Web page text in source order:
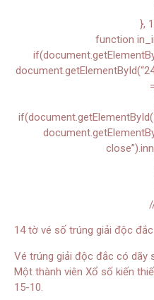
},
function
14 tờ vé số trúng giải độc đắc
Vé trúng giải độc đắc có dãy
Một thành viên Xổ số kiến
15-10.